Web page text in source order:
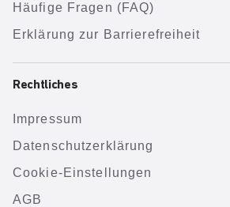
Häufige Fragen (FAQ)
Erklärung zur Barrierefreiheit
Rechtliches
Impressum
Datenschutzerklärung
Cookie-Einstellungen
AGB